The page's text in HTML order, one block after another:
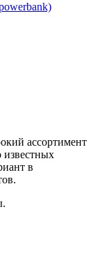
ассортимент
известных
в